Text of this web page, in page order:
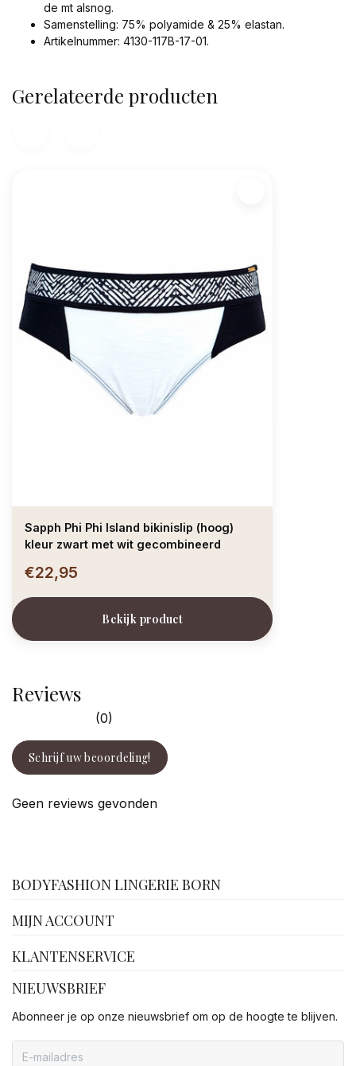
de mt alsnog.
Samenstelling: 75% polyamide & 25% elastan.
Artikelnummer: 4130-117B-17-01.
Gerelateerde producten
Sapph Phi Phi Island bikinislip (hoog)
kleur zwart met wit gecombineerd
€22,95
Bekijk product
Reviews
(0)
Schrijf uw beoordeling!
Geen reviews gevonden
BODYFASHION LINGERIE BORN
MIJN ACCOUNT
KLANTENSERVICE
NIEUWSBRIEF
Abonneer je op onze nieuwsbrief om op de hoogte te blijven.